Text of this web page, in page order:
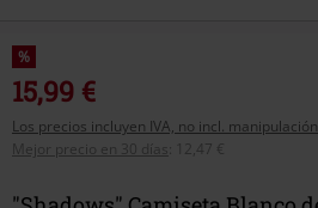
%
15,99 €
Los precios incluyen IVA, no incl.
Mejor precio en 30 días
12,47 €